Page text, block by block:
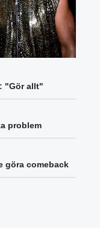
"Gör allt"
problem
göra comeback